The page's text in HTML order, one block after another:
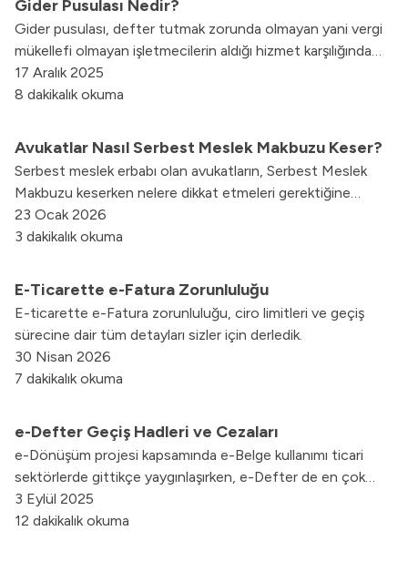
Gider Pusulası Nedir?
Gider pusulası, defter tutmak zorunda olmayan yani vergi
mükellefi olmayan işletmecilerin aldığı hizmet karşılığında
fatura yerine geçen resmi bir belgedir. Gider pusulası,
alınan hizmetin belgelendirilmesi, muhasebe tarafından
17 Aralık 2025
8 dakikalık okuma
Avukatlar Nasıl Serbest Meslek Makbuzu Keser?
Serbest meslek erbabı olan avukatların, Serbest Meslek
Makbuzu keserken nelere dikkat etmeleri gerektiğine
değindik.
23 Ocak 2026
3 dakikalık okuma
E-Ticarette e-Fatura Zorunluluğu
E-ticarette e-Fatura zorunluluğu, ciro limitleri ve geçiş
sürecine dair tüm detayları sizler için derledik.
30 Nisan 2026
7 dakikalık okuma
e-Defter Geçiş Hadleri ve Cezaları
e-Dönüşüm projesi kapsamında e-Belge kullanımı ticari
sektörlerde gittikçe yaygınlaşırken, e-Defter de en çok
kullanılan dijital belgelerden biri olmuştur. e-Defter nedir,
sağladığı faydalar nelerdir, kimler e-Defter’e geçmek
3 Eylül 2025
12 dakikalık okuma